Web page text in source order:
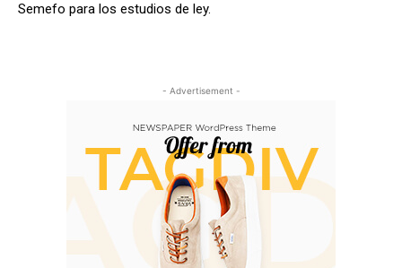
Semefo para los estudios de ley.
- Advertisement -